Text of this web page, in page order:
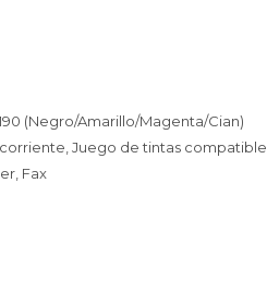
(Negro/Amarillo/Magenta/Cian)
corriente, Juego de tintas
Fax